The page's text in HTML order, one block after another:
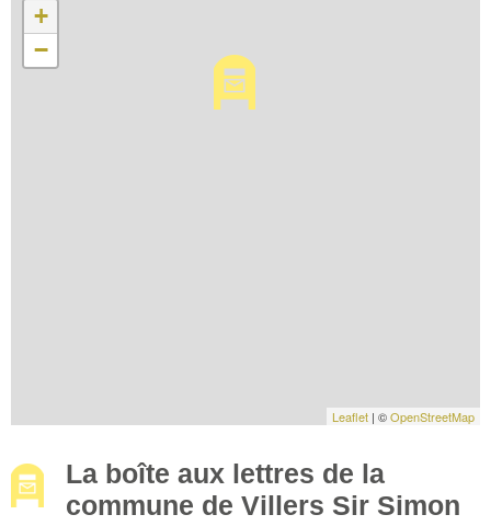
+
−
Leaflet | ©OpenStreetMap
La boîte aux lettres de la
commune de Villers Sir Simon